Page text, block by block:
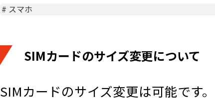
# スマホ
SIMカードのサイズ変更について
SIMカードのサイズ変更は可能です